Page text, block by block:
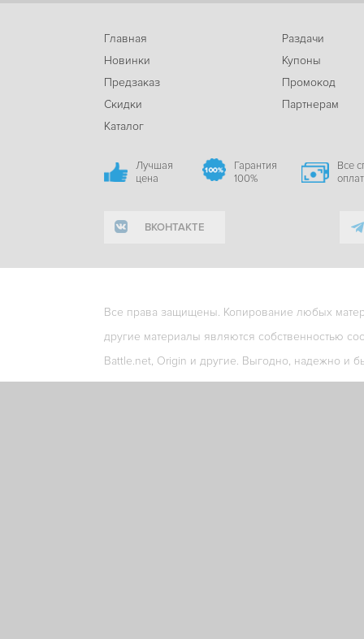
Главная
Новинки
Предзаказ
Скидки
Каталог
Раздачи
Купоны
Промокод
Партнерам
Лучшая
цена
Гарантия
100%
Все
ВКОНТАКТЕ
Все права защищены. Копирование любых
другие материалы являются собственностью
Battle.net, Origin и другие. Выгодно, надежно и